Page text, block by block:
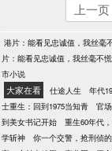
上一页
港片：能看见忠诚值，我丝毫
片：能看见忠诚值，我丝毫不
市小说
大家在看 仕途人生 年代
士重生：回到1975当知青
官
到美女书记开始
重生60年代
学斩神
你一个交警，抢刑侦